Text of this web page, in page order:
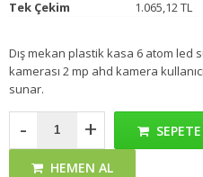
Tek Çekim
1.065,12 TL
Dış mekan plastik kasa 6 atom led
kamerası 2 mp ahd kamera
sunar.
- +
HEMEN AL